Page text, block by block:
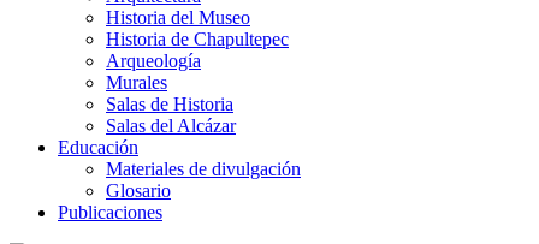
Historia del Museo
Historia de Chapultepec
Arqueología
Murales
Salas de Historia
Salas del Alcázar
Educación
Materiales de divulgación
Glosario
Publicaciones